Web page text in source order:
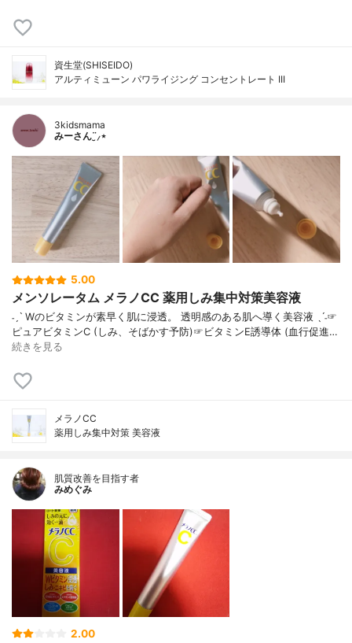
資生堂(SHISEIDO)
アルティミューン パワライジング コンセントレート III
3kidsmama
みーさん¨̮⸝⋆
5.00
メンソレータム メラノCC 薬用しみ集中対策美容液
˗ˏˋ Wのビタミンが素早く肌に浸透。 透明感のある肌へ導く美容液 ˎˊ˗☞
ピュアビタミンC (しみ、そばかす予防)☞ビタミンE誘導体 (血行促進…
続きを見る
メラノCC
薬用しみ集中対策 美容液
肌質改善を目指す者
みめぐみ
2.00